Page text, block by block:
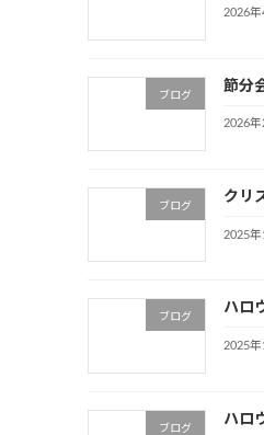
2026年
ブログ
節分
2026年
ブログ
クリ
2025年
ブログ
ハロ
2025年
ブログ
ハロ